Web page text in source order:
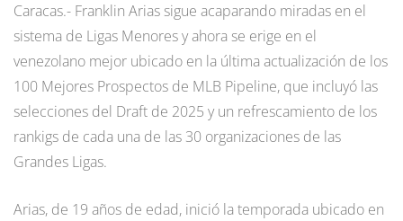
Caracas.- Franklin Arias sigue acaparando miradas en el
sistema de Ligas Menores y ahora se erige en el
venezolano mejor ubicado en la última actualización de los
100 Mejores Prospectos de MLB Pipeline, que incluyó las
selecciones del Draft de 2025 y un refrescamiento de los
rankigs de cada una de las 30 organizaciones de las
Grandes Ligas.
Arias, de 19 años de edad, inició la temporada ubicado en